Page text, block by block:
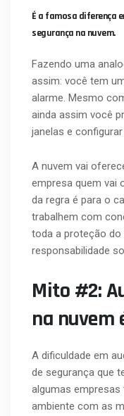
É a famosa diferença
segurança na nuvem.
Fazendo uma
assim: você tem
alarme. Mesmo
ainda assim você
janelas e
A nuvem vai
empresa quem vai
da regra é para o
trabalhem com
toda a proteção do
responsabilidade
Mito #2:
na nuvem
A dificuldade em
de segurança que
algumas
ambiente com as